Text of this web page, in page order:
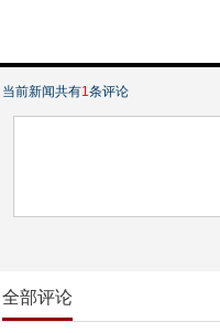
当前新闻共有1条评论
全部评论